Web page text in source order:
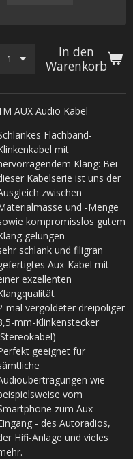
In den
Warenkorb
AUX Audio Kabel
Flachband-
mit
Klang: Bei
Kabelserie ist uns der
zwischen
und -Menge
kompromisslos gutem
gelungen
schlank und filigran
Aux-Kabel mit
exzellenten
mal vergoldeter dreipoliger
mm-Klinkenstecker
geeignet für
wie
vom
zum Aux-
- des Autoradios,
Hifi-Anlage und vieles